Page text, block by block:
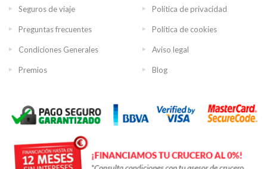
Seguros de viaje Política de privacidad
Preguntas frecuentes Política de cookies
Condiciones Generales Aviso legal
Premios Blog